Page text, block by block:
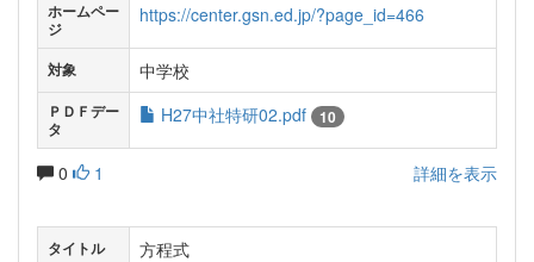
ホームペー
ジ
https://center.gsn.ed.jp/?page_id=466
対象 中学校
ＰＤＦデー
タ
H27中社特研02.pdf 10
0 1 詳細を表示
タイトル 方程式